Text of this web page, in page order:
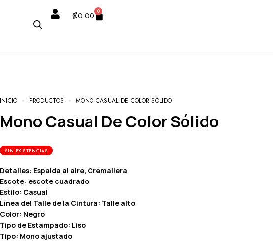
₡0.00 0
INICIO PRODUCTOS MONO CASUAL DE COLOR SÓLIDO
Mono Casual De Color Sólido
SIN EXISTENCIAS
Detalles: Espalda al aire, Cremallera
Escote: escote cuadrado
Estilo: Casual
Línea del Talle de la Cintura: Talle alto
Color: Negro
Tipo de Estampado: Liso
Tipo: Mono ajustado